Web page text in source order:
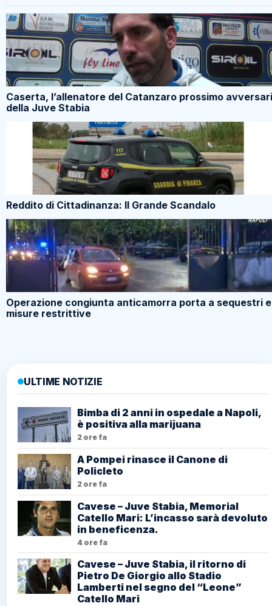
Caserta, l’allenatore del Catanzaro prossimo
della Juve Stabia
Reddito di Cittadinanza: Il Grande Scandalo
Operazione congiunta anticamorra porta a sequestri e
misure restrittive
ULTIME NOTIZIE
Bimba di 2 anni in ospedale a Napoli,
è positiva alla marijuana
2 ore fa
A Pompei rinasce il Canone di
Policleto
2 ore fa
Cavese – Juve Stabia, Memorial
Catello Mari: L’incasso sarà devoluto
in beneficenza.
4 ore fa
Cavese – Juve Stabia, il ritorno di
Pietro De Giorgio allo Stadio
Lamberti nel segno del “Leone”
Catello Mari